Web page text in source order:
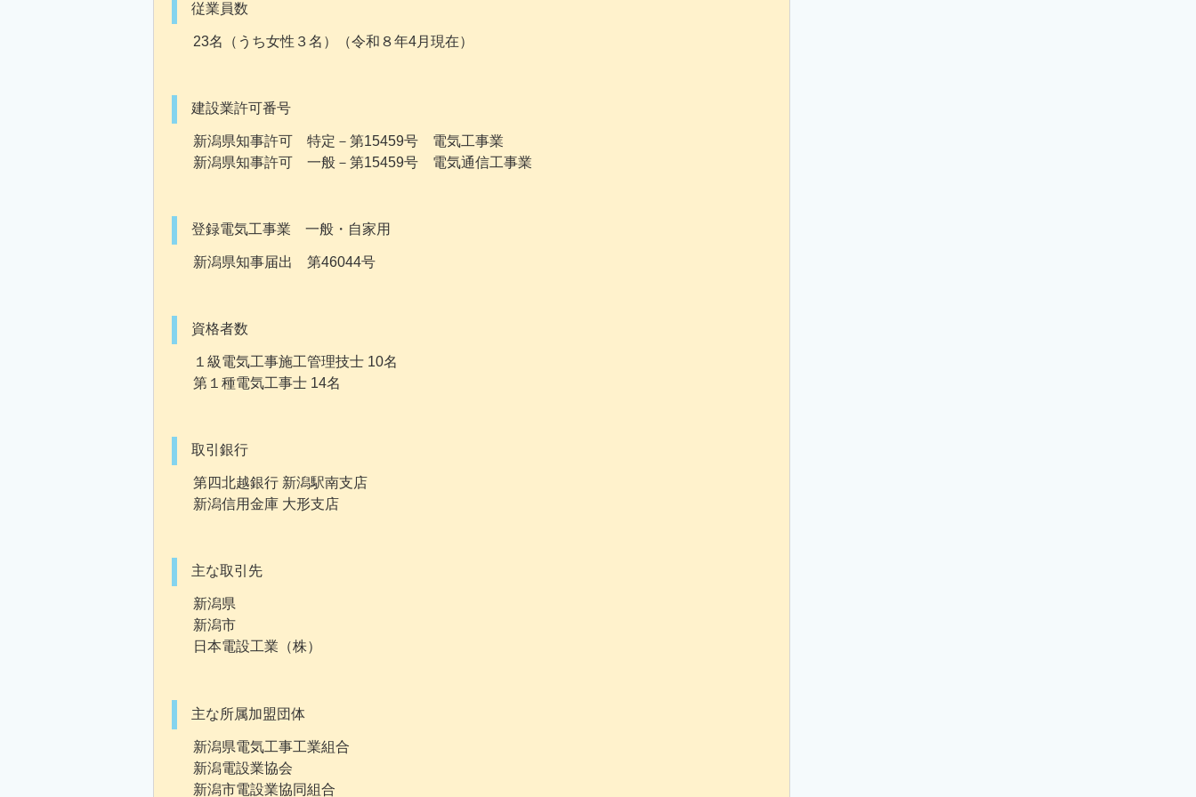
従業員数
23名（うち女性３名）（令和８年4月現在）
建設業許可番号
新潟県知事許可 特定－第15459号 電気工事業
新潟県知事許可 一般－第15459号 電気通信工事業
登録電気工事業 一般・自家用
新潟県知事届出 第46044号
資格者数
１級電気工事施工管理技士 10名
第１種電気工事士 14名
取引銀行
第四北越銀行 新潟駅南支店
新潟信用金庫 大形支店
主な取引先
新潟県
新潟市
日本電設工業（株）
主な所属加盟団体
新潟県電気工事工業組合
新潟電設業協会
新潟市電設業協同組合